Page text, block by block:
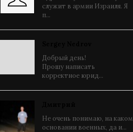
служит в армии Израиля. Я
п...
Добрый день!
Прошу написать
корректное юрид...
Не очень понимаю, на каком
основании военных, да и...